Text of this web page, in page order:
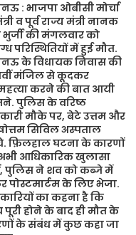
: भाजपा ओबीसी मोर्चा
व पूर्व राज्य मंत्री नानक
भुर्जी की मंगलवार को
परिस्थितियों में हुई मौत.
के विधायक निवास की
मंजिल से कूदकर
करने की बात आयी
पुलिस के वरिष्ठ
मौके पर, बेटे उत्तम और
सिविल अस्पताल
फ़िलहाल घटना के कारणों
आधिकारिक खुलासा
पुलिस ने शव को कब्जे में
पोस्टमार्टम के लिए भेजा.
का कहना है कि
पूरी होने के बाद ही मौत के
के संबंध में कुछ कहा जा